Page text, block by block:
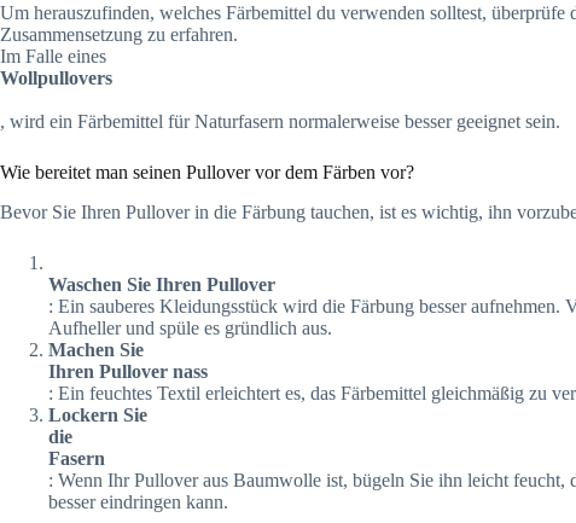
Um herauszufinden, welches Färbemittel du verwenden solltest, überprüfe
Zusammensetzung zu erfahren.
Im Falle eines
Wollpullovers
, wird ein Färbemittel für Naturfasern normalerweise besser geeignet sein.
Wie bereitet man seinen Pullover vor dem Färben vor?
Bevor Sie Ihren Pullover in die Färbung tauchen, ist es wichtig, ihn
Waschen Sie Ihren Pullover
: Ein sauberes Kleidungsstück wird die Färbung besser aufnehmen.
Aufheller und spüle es gründlich aus.
Machen Sie
Ihren Pullover nass
: Ein feuchtes Textil erleichtert es, das Färbemittel gleichmäßig zu
Lockern Sie
die
Fasern
: Wenn Ihr Pullover aus Baumwolle ist, bügeln Sie ihn leicht feucht,
besser eindringen kann.